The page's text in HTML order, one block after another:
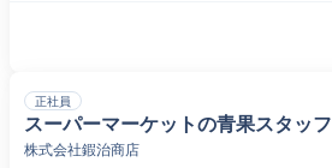
正社員
スーパーマーケットの青果スタッフ
株式会社鍜治商店